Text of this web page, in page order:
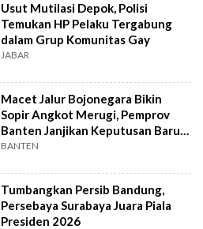
Usut Mutilasi Depok, Polisi
Temukan HP Pelaku Tergabung
dalam Grup Komunitas Gay
JABAR
Macet Jalur Bojonegara Bikin
Sopir Angkot Merugi, Pemprov
Banten Janjikan Keputusan Baru 4
Hari Lagi
BANTEN
Tumbangkan Persib Bandung,
Persebaya Surabaya Juara Piala
Presiden 2026